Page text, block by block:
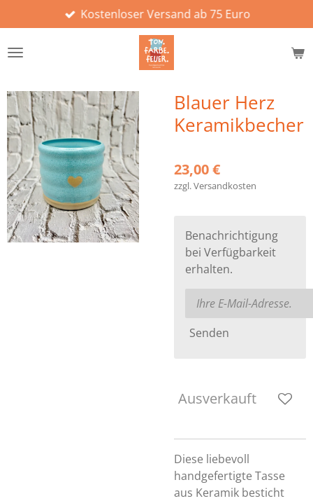
Hauptinhalt
springen
Kostenloser Versand ab 75 Euro
Blauer Herz
Keramikbecher
23,00 €
zzgl. Versandkosten
Benachrichtigung
bei Verfügbarkeit
erhalten.
Senden
Ausverkauft
Diese liebevoll
handgefertigte Tasse
aus Keramik besticht